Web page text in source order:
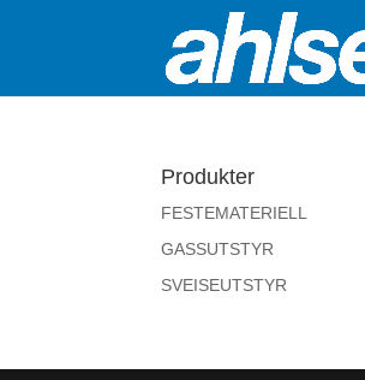
Produkter
FESTEMATERIELL
GASSUTSTYR
SVEISEUTSTYR